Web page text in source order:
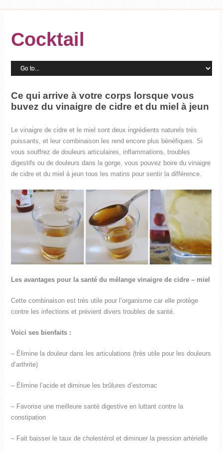
Cocktail
Ce qui arrive à votre corps lorsque vous
buvez du vinaigre de cidre et du miel à jeun
Le vinaigre de cidre et le miel sont deux ingrédients naturels très
puissants, et leur combinaison les rend encore plus bénéfiques. Si
vous souffrez de douleurs articulaires, inflammations, troubles
digestifs ou de douleurs dans la gorge, vous pouvez boire du vinaigre
de cidre et du miel à jeun tous les matins pour sentir la différence.
Les avantages pour la santé du mélange vinaigre de cidre – miel
Cette combinaison est très utile pour l’organisme car elle protège
contre les infections et prévient divers troubles de santé.
Voici ses bienfaits :
– Élimine la douleur dans les articulations (très utile pour les douleurs
d’arthrite)
– Élimine l’acide et diminue les brûlures d’estomac
– Favorise une meilleure santé digestive en luttant contre la
constipation
– Fait baisser le taux de cholestérol et diminuer la pression artérielle